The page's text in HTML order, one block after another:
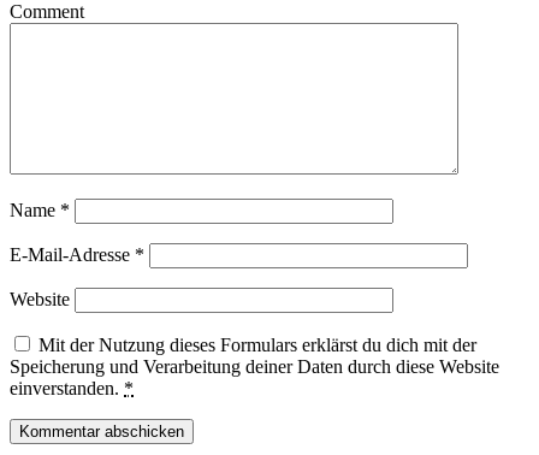
Comment
Name *
E-Mail-Adresse *
Website
Mit der Nutzung dieses Formulars erklärst du dich mit der
Speicherung und Verarbeitung deiner Daten durch diese Website
einverstanden. *